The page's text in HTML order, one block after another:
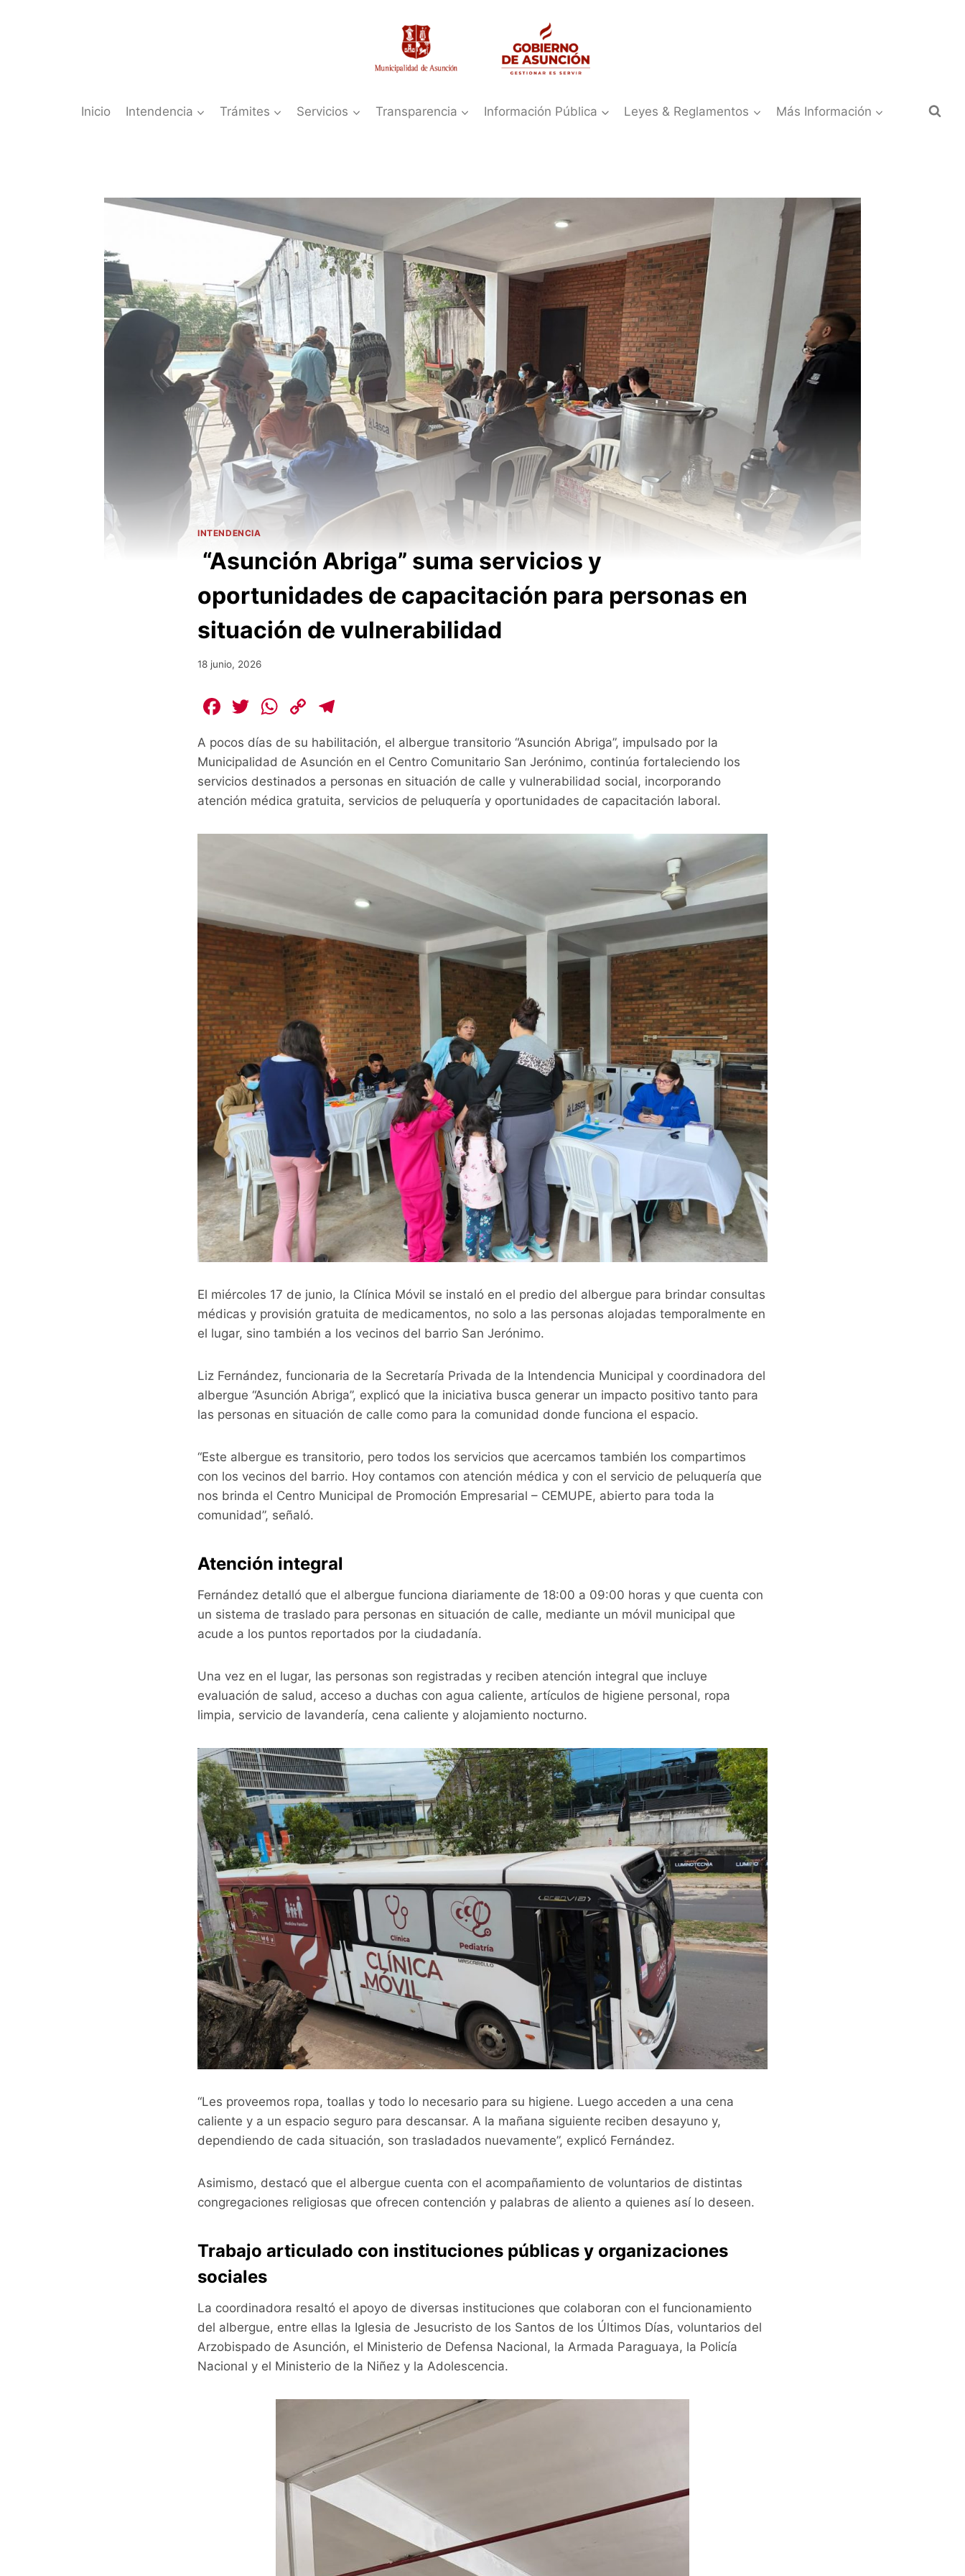
Inicio Intendencia Trámites Servicios Transparencia Información Pública Leyes & Reglamentos Más Información
INTENDENCIA
“Asunción Abriga” suma servicios y
oportunidades de capacitación para personas en
situación de vulnerabilidad
18 junio, 2026
F
c
e
b
T
w
itt
er
W
at
s
A
C
p
y
Li
k
e
gr
a
A pocos días de su habilitación, el albergue transitorio “Asunción Abriga”, impulsado por la
Municipalidad de Asunción en el Centro Comunitario San Jerónimo, continúa fortaleciendo los
servicios destinados a personas en situación de calle y vulnerabilidad social, incorporando
atención médica gratuita, servicios de peluquería y oportunidades de capacitación laboral.
El miércoles 17 de junio, la Clínica Móvil se instaló en el predio del albergue para brindar consultas
médicas y provisión gratuita de medicamentos, no solo a las personas alojadas temporalmente en
el lugar, sino también a los vecinos del barrio San Jerónimo.
Liz Fernández, funcionaria de la Secretaría Privada de la Intendencia Municipal y coordinadora del
albergue “Asunción Abriga”, explicó que la iniciativa busca generar un impacto positivo tanto para
las personas en situación de calle como para la comunidad donde funciona el espacio.
“Este albergue es transitorio, pero todos los servicios que acercamos también los compartimos
con los vecinos del barrio. Hoy contamos con atención médica y con el servicio de peluquería que
nos brinda el Centro Municipal de Promoción Empresarial – CEMUPE, abierto para toda la
comunidad”, señaló.
Atención integral
Fernández detalló que el albergue funciona diariamente de 18:00 a 09:00 horas y que cuenta con
un sistema de traslado para personas en situación de calle, mediante un móvil municipal que
acude a los puntos reportados por la ciudadanía.
Una vez en el lugar, las personas son registradas y reciben atención integral que incluye
evaluación de salud, acceso a duchas con agua caliente, artículos de higiene personal, ropa
limpia, servicio de lavandería, cena caliente y alojamiento nocturno.
“Les proveemos ropa, toallas y todo lo necesario para su higiene. Luego acceden a una cena
caliente y a un espacio seguro para descansar. A la mañana siguiente reciben desayuno y,
dependiendo de cada situación, son trasladados nuevamente”, explicó Fernández.
Asimismo, destacó que el albergue cuenta con el acompañamiento de voluntarios de distintas
congregaciones religiosas que ofrecen contención y palabras de aliento a quienes así lo deseen.
Trabajo articulado con instituciones públicas y organizaciones
sociales
La coordinadora resaltó el apoyo de diversas instituciones que colaboran con el funcionamiento
del albergue, entre ellas la Iglesia de Jesucristo de los Santos de los Últimos Días, voluntarios del
Arzobispado de Asunción, el Ministerio de Defensa Nacional, la Armada Paraguaya, la Policía
Nacional y el Ministerio de la Niñez y la Adolescencia.